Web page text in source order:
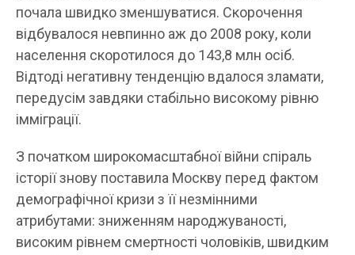
почала швидко зменшуватися. Скорочення
відбувалося невпинно аж до 2008 року, коли
населення скоротилося до 143,8 млн осіб.
Відтоді негативну тенденцію вдалося зламати,
передусім завдяки стабільно високому рівню
імміграції.
З початком широкомасштабної війни спіраль
історії знову поставила Москву перед фактом
демографічної кризи з її незмінними
атрибутами: зниженням народжуваності,
високим рівнем смертності чоловіків, швидким